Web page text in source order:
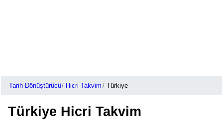
Tarih Dönüştürücü Hicri Takvim Türkiye
Türkiye Hicri Takvim